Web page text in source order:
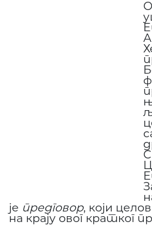
је предговор, који
на крају овог кратког